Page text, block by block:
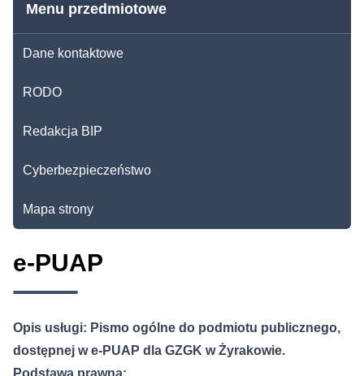
Menu przedmiotowe
Dane kontaktowe
RODO
Redakcja BIP
Cyberbezpieczeństwo
Mapa strony
e-PUAP
Opis usługi: Pismo ogólne do podmiotu publicznego,
dostępnej w e-PUAP dla GZGK w Żyrakowie.
Podstawa prawna: